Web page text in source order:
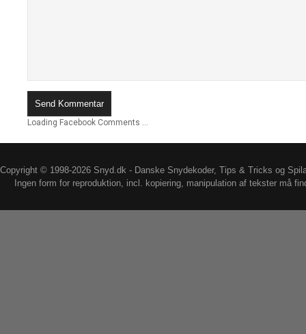
Loading Facebook Comments ...
Copyright © 1998-2026 Snyd.dk - Danske Snydekoder, Tips & Tricks og
Ingen form for reproduktion, incl. kopiering, manipulation af tekster må